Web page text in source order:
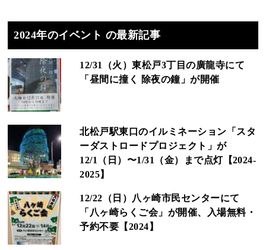
2024年のイベント の最新記事
12/31（火）東松戸3丁目の廣龍寺にて
「昼間に撞く 除夜の鐘」が開催
北松戸駅東口のイルミネーション「スタ
ーダストロードプロジェクト」が
12/1（日）〜1/31（金）まで点灯【2024-
2025】
12/22（日）八ヶ崎市民センターにて
「八ヶ崎らくご会」が開催、入場無料・
予約不要【2024】